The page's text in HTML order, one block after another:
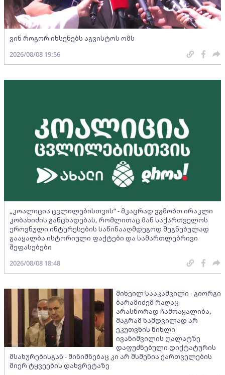
ვინ როგორ იხსენებს აგვისტოს ომს
2026/08/08 19:56
„კოალიცია ცვლილებისთვის“ - მკაცრად ვგმობთ ირაკლი
კობახიძის განცხადებას, რომლითაც მან საქართველოს
ეროვნული ინტერესების საწინააღმდეგოდ შეგნებულად
გააყალბა ისტორიული ფაქტები და სამართლებრივი
შეფასებები
2026/08/08 18:48
მიხეილ სააკაშვილი - გიორგი
ბარამიძემ რაღაც
არასწორად ჩამოაყალიბა,
მაგრამ ნამდვილად არ
ეკუთვნის წიხლი
ივანიშვილის ღალატზე
დაფუძნებული დიქტატურის
მსახურებისგან - მინიშნებაც კი არ მსმენია ქართველების
მიერ ტყვეების დახვრეტაზე